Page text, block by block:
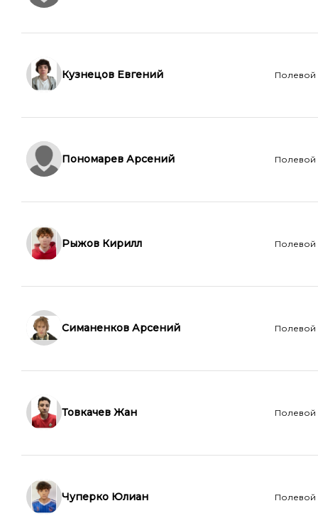
Кузнецов Евгений Полевой
Пономарев Арсений Полевой
Рыжов Кирилл Полевой
Симаненков Арсений Полевой
Товкачев Жан Полевой
Чуперко Юлиан Полевой